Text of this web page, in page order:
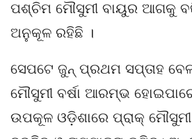
ପଶ୍ଚିମ ମୌସୁମୀ ବାୟୁର ଆଗକୁ
ଅନୁକୂଳ ରହିଛି ।
ସେପଟେ ଜୁନ୍ ପ୍ରଥମ ସପ୍ତାହ
ମୌସୁମୀ ବର୍ଷା ଆରମ୍ଭ
ଉପକୂଳ ଓଡ଼ିଶାରେ ପ୍ରାକ୍ ମୌସୁମୀ